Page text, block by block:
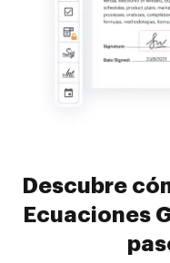
Descubre
Ecuaciones